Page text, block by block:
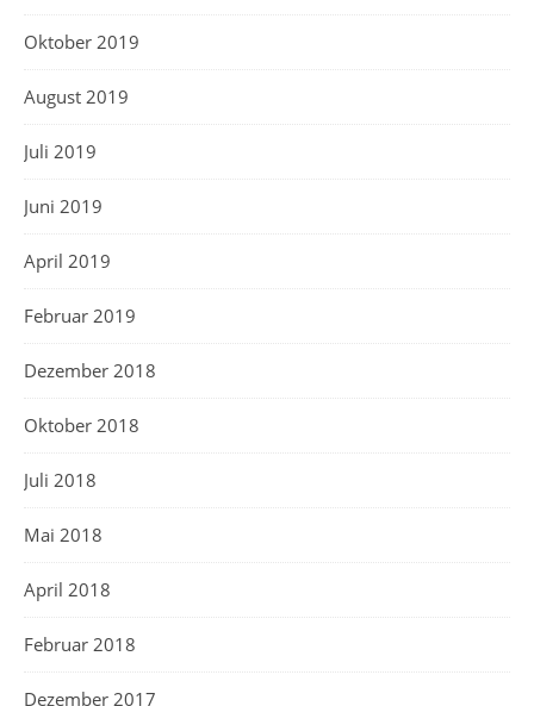
Oktober 2019
August 2019
Juli 2019
Juni 2019
April 2019
Februar 2019
Dezember 2018
Oktober 2018
Juli 2018
Mai 2018
April 2018
Februar 2018
Dezember 2017